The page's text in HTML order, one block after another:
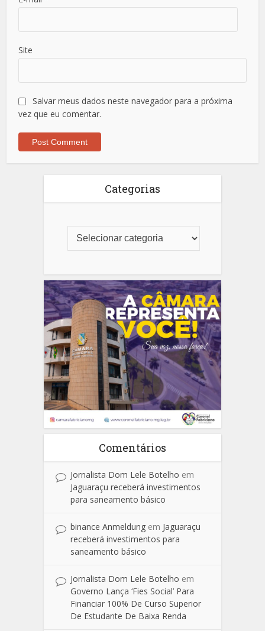
Site
Salvar meus dados neste navegador para a próxima
vez que eu comentar.
Categorias
Comentários
Jornalista Dom Lele Botelho em
Jaguaraçu receberá investimentos
para saneamento básico
binance Anmeldung em Jaguaraçu
receberá investimentos para
saneamento básico
Jornalista Dom Lele Botelho em
Governo Lança ‘Fies Social’ Para
Financiar 100% De Curso Superior
De Estudante De Baixa Renda